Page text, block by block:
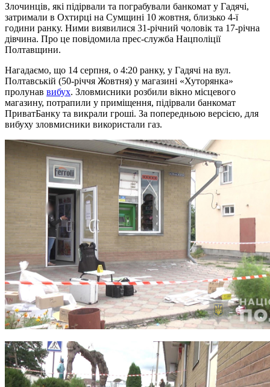
Злочинців, які підірвали та пограбували банкомат у Гадячі,
затримали в Охтирці на Сумщині 10 жовтня, близько 4-ї
години ранку. Ними виявилися 31-річний чоловік та 17-річна
дівчина. Про це повідомила прес-служба Нацполіції
Полтавщини.
Нагадаємо, що 14 серпня, о 4:20 ранку, у Гадячі на вул.
Полтавській (50-річчя Жовтня) у магазині «Хуторянка»
пролунав вибух. Зловмисники розбили вікно місцевого
магазину, потрапили у приміщення, підірвали банкомат
ПриватБанку та викрали гроші. За попередньою версією, для
вибуху зловмисники використали газ.